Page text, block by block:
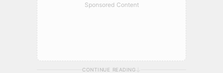
Sponsored Content
CONTINUE READING